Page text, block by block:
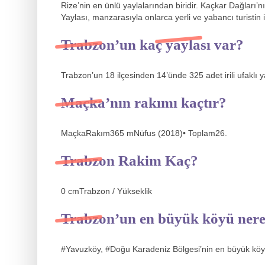
Rize’nin en ünlü yaylalarından biridir. Kaçkar
Yaylası, manzarasıyla onlarca yerli ve yabancı
Trabzon’un kaç yaylası var?
Trabzon’un 18 ilçesinden 14’ünde 325 adet irili ufaklı
Maçka’nın rakımı kaçtır?
MaçkaRakım365 mNüfus (2018)• Toplam26.
Trabzon Rakim Kaç?
0 cmTrabzon / Yükseklik
Trabzon’un en büyük köyü
#Yavuzköy, #Doğu Karadeniz Bölgesi’nin en büyük